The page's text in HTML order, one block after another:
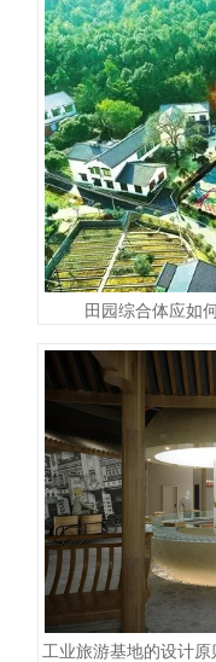
田园综合体应如
工业旅游基地的设计